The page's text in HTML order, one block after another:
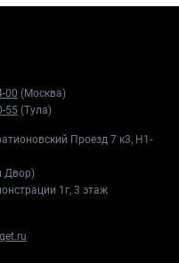
00 (Москва)
55 (Тула)
Проезд 7 к3, H1-
Двор)
1г, 3 этаж